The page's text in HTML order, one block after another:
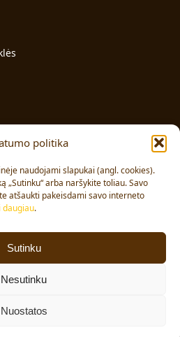
politika
naudojami slapukai (angl. cookies).
„Sutinku“ arba naršykite toliau. Savo
atšaukti pakeisdami savo interneto
daugiau.
Sutinku
Nesutinku
Nuostatos
Nr.: 991331
LT-63176, Alytus
© 2024 VAJAI. Visos teisės saugomos.